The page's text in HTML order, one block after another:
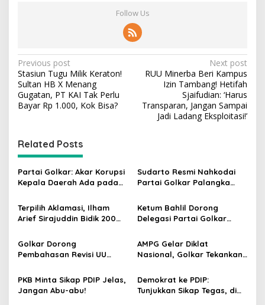
Follow Us
P
o
s
t
a
v
i
a
i
o
n
Previous post
Stasiun Tugu Milik Keraton!
Sultan HB X Menang
Gugatan, PT KAI Tak Perlu
Bayar Rp 1.000, Kok Bisa?
Next post
RUU Minerba Beri Kampus
Izin Tambang! Hetifah
Sjaifudian: ‘Harus
Transparan, Jangan Sampai
Jadi Ladang Eksploitasi!’
Related Posts
Partai Golkar: Akar Korupsi
Kepala Daerah Ada pada
Pilkada
Sudarto Resmi Nahkodai
Partai Golkar Palangka
Semakin Solid dan
Dipercaya Rakyat
Terpilih Aklamasi, Ilham
Arief Sirajuddin Bidik 200
Pemilu 2029
Ketum Bahlil Dorong
Delegasi Partai Golkar
Ngabalin Belajar Hilirisasi
Hingga Industrialisasi dari
Golkar Dorong
Pembahasan Revisi UU
Kajian Putusan MK Sudah
Tuntas
AMPG Gelar Diklat
Nasional, Golkar Tekankan
Tantangan Zaman
PKB Minta Sikap PDIP Jelas,
Jangan Abu-abu!
Demokrat ke PDIP:
Tunjukkan Sikap Tegas, di